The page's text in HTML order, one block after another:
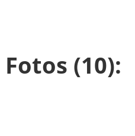
Fotos (10):